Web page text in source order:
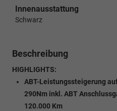
Innenausstattung
Schwarz
Beschreibung
HIGHLIGHTS:
ABT-Leistungssteigerung
290Nm inkl. ABT
120.000 Km